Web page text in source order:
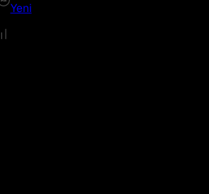
Yeni